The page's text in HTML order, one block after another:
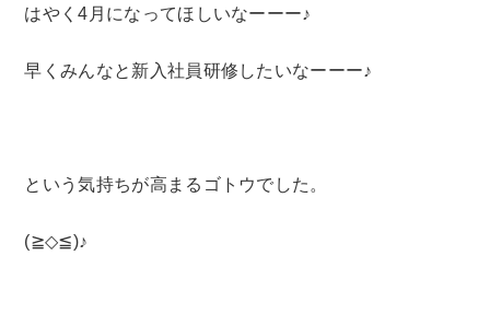
はやく4月になってほしいなーーー♪
早くみんなと新入社員研修したいなーーー♪
という気持ちが高まるゴトウでした。
(≧◇≦)♪